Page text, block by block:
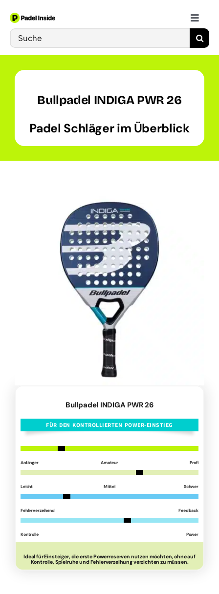
content
Toggle
Schläger
Bälle
Training
Search
for:
Bullpadel INDIGA PWR 26
Padel Schläger im Überblick
Bullpadel INDIGA PWR 26
FÜR DEN KONTROLLIERTEN POWER-EINSTIEG
Anfänger Amateur Profi
Leicht Mittel Schwer
Fehlerverzeihend Feedback
Kontrolle Power
Ideal für Einsteiger, die erste Powerreserven nutzen möchten, ohne auf
Kontrolle, Spielruhe und Fehlerverzeihung verzichten zu müssen.